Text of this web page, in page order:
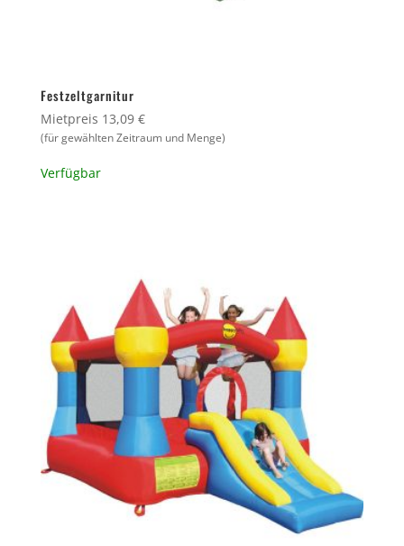
Festzeltgarnitur
Mietpreis 13,09 €
(für gewählten Zeitraum und Menge)
Verfügbar